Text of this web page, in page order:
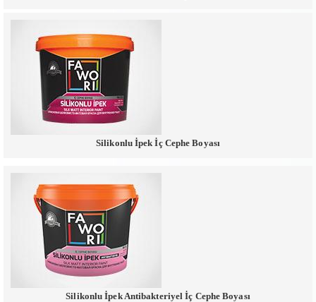
Silikonlu İpek İç Cephe Boyası
Silikonlu İpek Antibakteriyel İç Cephe Boyası